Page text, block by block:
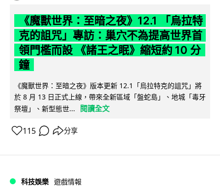
《魔獸世界：至暗之夜》12.1 「烏拉特
克的詛咒」專訪：巢穴不為提高世界首
領門檻而設 《諸王之眠》縮短約 10 分
鐘
《魔獸世界：至暗之夜》版本更新 12.1「烏拉特克的詛咒」將
於 8 月 13 日正式上線，帶來全新區域「盤蛇島」、地城「毒牙
祭壇」、新型態世...
閱讀全文
115 分享
科技娛樂 遊戲情報